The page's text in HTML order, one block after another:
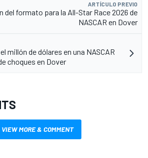
ARTÍCULO PREVIO
del formato para la All-Star Race 2026 de
NASCAR en Dover
millón de dólares en una NASCAR
choques en Dover
VIEW MORE & COMMENT